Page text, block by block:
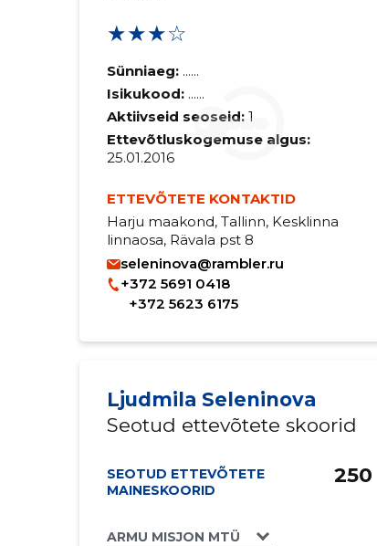
★★★☆
Sünniaeg: ......
Isikukood: ......
Aktiivseid seoseid: 1
Ettevõtluskogemuse algus:
25.01.2016
ETTEVÕTETE KONTAKTID
Harju maakond, Tallinn, Kesklinna
linnaosa, Rävala pst 8
seleninova@rambler.ru
+372 5691 0418
+372 5623 6175
Ljudmila Seleninova
Seotud ettevõtete skoorid
SEOTUD ETTEVÕTETE
MAINESKOORID
ARMU MISJON MTÜ
250